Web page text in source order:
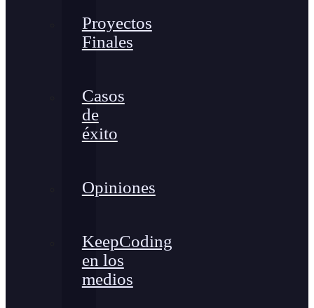
Proyectos
Finales
Casos
de
éxito
Opiniones
KeepCoding
en los
medios